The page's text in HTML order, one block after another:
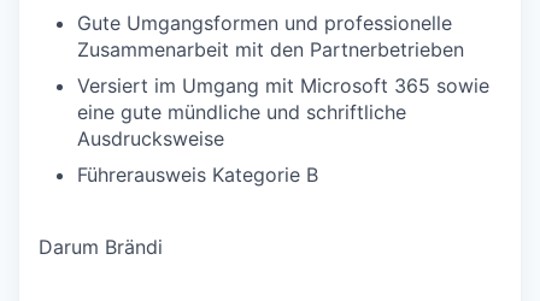
Gute Umgangsformen und professionelle
Zusammenarbeit mit den Partnerbetrieben
Versiert im Umgang mit Microsoft 365 sowie
eine gute mündliche und schriftliche
Ausdrucksweise
Führerausweis Kategorie B
Darum Brändi